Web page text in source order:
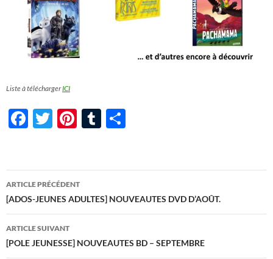
Liste à téléchargerICI
F
b
o
o
k
T
er
Pi
es
t
T
bl
r
g
er
Navigation
des
articles
ARTICLE PRÉCÉDENT
[ADOS-JEUNES ADULTES] NOUVEAUTES DVD D’AOÛT.
ARTICLE SUIVANT
[POLE JEUNESSE] NOUVEAUTES BD – SEPTEMBRE